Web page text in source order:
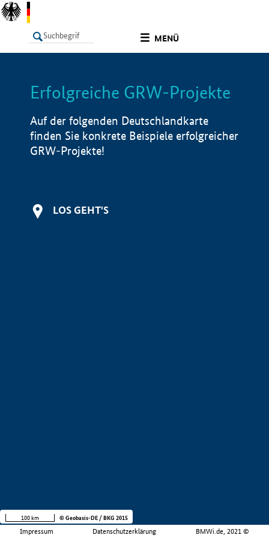
MENÜ
LISTE Info
Erfolgreiche GRW-Projekte
Auf der folgenden Deutschlandkarte
finden Sie konkrete Beispiele erfolgreicher
GRW-Projekte!
LOS GEHT'S
Impressum Datenschutzerklärung BMWi.de, 2021 ©
100 km © Geobasis-DE / BKG 2015